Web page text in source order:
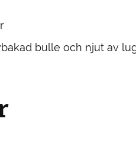
bulle och njut av